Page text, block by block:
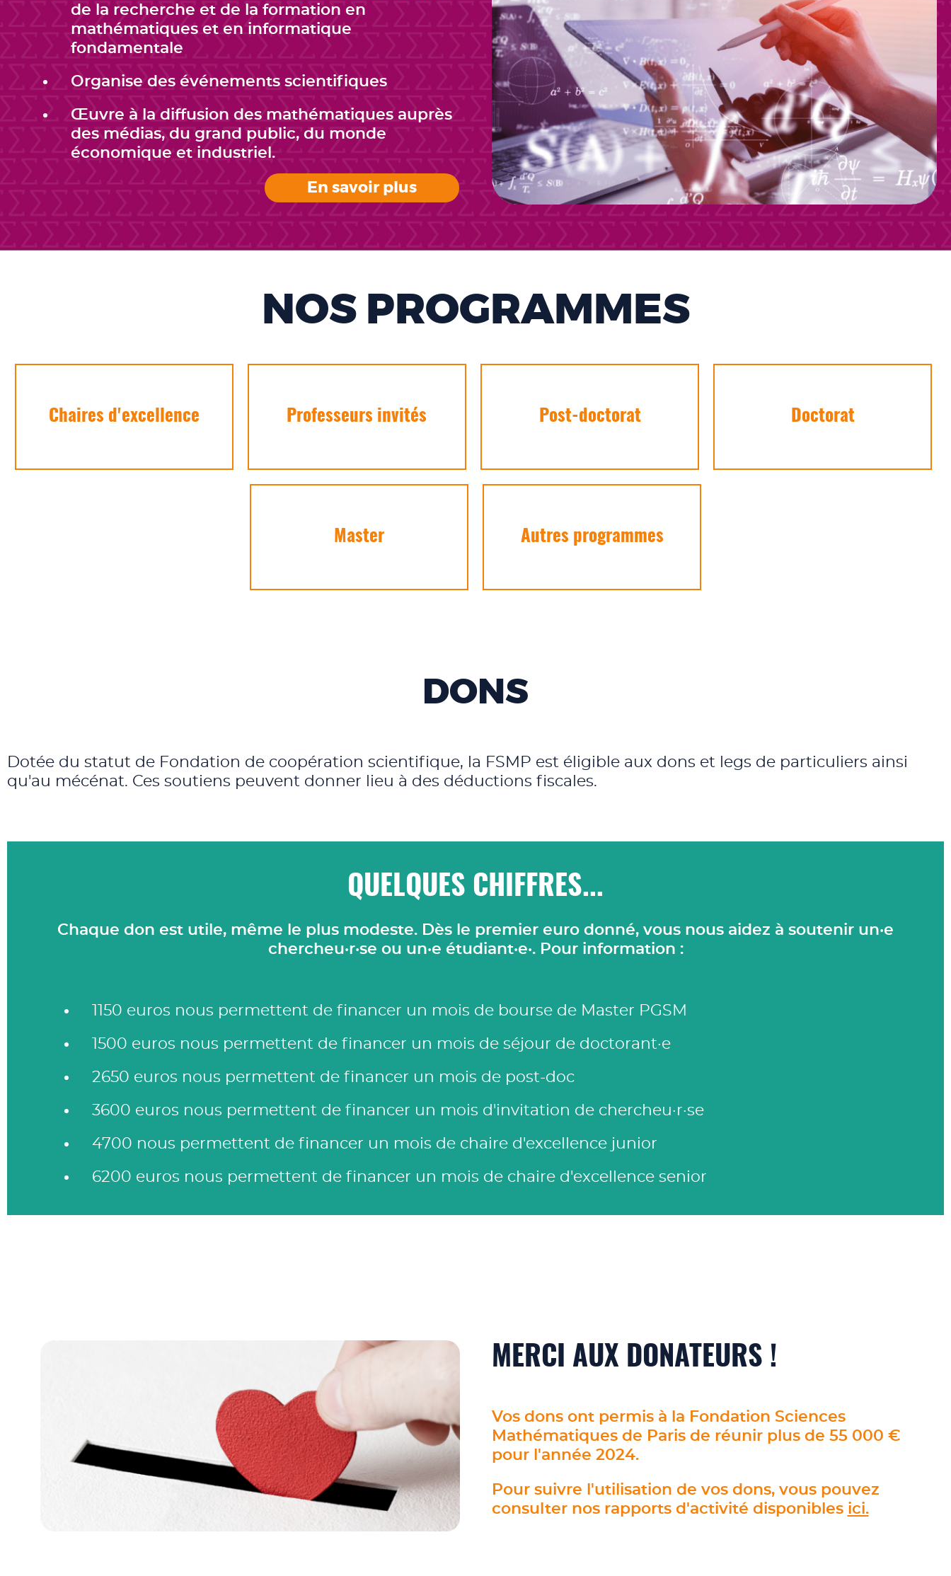
de la recherche et de la formation en
mathématiques et en informatique
fondamentale
Organise des événements scientifiques
Œuvre à la diffusion des mathématiques auprès
des médias, du grand public, du monde
économique et industriel.
En savoir plus
NOS PROGRAMMES
Chaires d'excellence Professeurs invités Post-doctorat Doctorat
Master Autres programmes
DONS
Dotée du statut de Fondation de coopération scientifique, la FSMP est éligible aux dons et legs de particuliers ainsi
qu'au mécénat. Ces soutiens peuvent donner lieu à des déductions fiscales.
QUELQUES CHIFFRES...
Chaque don est utile, même le plus modeste. Dès le premier euro donné, vous nous aidez à soutenir un·e
chercheu·r·se ou un·e étudiant·e·. Pour information :
1150 euros nous permettent de financer un mois de bourse de Master PGSM
1500 euros nous permettent de financer un mois de séjour de doctorant·e
2650 euros nous permettent de financer un mois de post-doc
3600 euros nous permettent de financer un mois d'invitation de chercheu·r·se
4700 nous permettent de financer un mois de chaire d'excellence junior
6200 euros nous permettent de financer un mois de chaire d'excellence senior
MERCI AUX DONATEURS !
Vos dons ont permis à la Fondation Sciences
Mathématiques de Paris de réunir plus de 55 000 €
pour l'année 2024.
Pour suivre l'utilisation de vos dons, vous pouvez
consulter nos rapports d'activité disponibles ici.